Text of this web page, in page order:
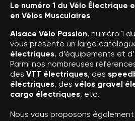
Le numéro 1 du Vélo Électrique
en Vélos Musculaires
Alsace Vélo Passion, numéro 1 du
vous présente un large
électriques, d’équipements et d’
Parmi nos nombreuses
des VTT électriques, des
électriques, des vélos gravel
cargo électriques, etc.
Nous vous proposons